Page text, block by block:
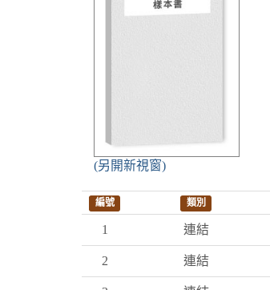
(另開新視窗)
編號 類別
1 連結
2 連結